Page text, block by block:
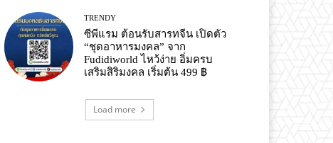
TRENDY
ซีพีแรม ต้อนรับสารทจีน เปิดตัว
“ชุดอาหารมงคล” จาก
Fudidiworld ไหว้ง่าย อิ่มครบ
เสริมสิริมงคล เริ่มต้น 499 ฿
Load more